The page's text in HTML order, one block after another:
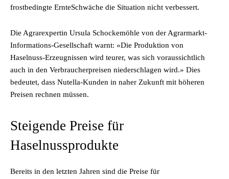
frostbedingte ErnteSchwäche die Situation nicht verbessert.
Die Agrarexpertin Ursula Schockemöhle von der Agrarmarkt-
Informations-Gesellschaft warnt: «Die Produktion von
Haselnuss-Erzeugnissen wird teurer, was sich voraussichtlich
auch in den Verbraucherpreisen niederschlagen wird.» Dies
bedeutet, dass Nutella-Kunden in naher Zukunft mit höheren
Preisen rechnen müssen.
Steigende Preise für
Haselnussprodukte
Bereits in den letzten Jahren sind die Preise für